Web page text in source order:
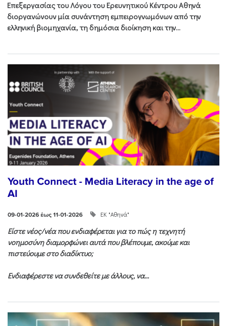
Επεξεργασίας του Λόγου του Ερευνητικού Κέντρου Αθηνά
διοργανώνουν μία συνάντηση εμπειρογνωμόνων από την
ελληνική βιομηχανία, τη δημόσια διοίκηση και την...
Youth Connect - Media Literacy in the age of
AI
09-01-2026 έως 11-01-2026 ΕΚ "Αθηνά"
Είστε νέος/νέα που ενδιαφέρεται για το πώς η τεχνητή
νοημοσύνη διαμορφώνει αυτά που βλέπουμε, ακούμε και
πιστεύουμε στο διαδίκτυο;
Ενδιαφέρεστε να συνδεθείτε με άλλους, να...